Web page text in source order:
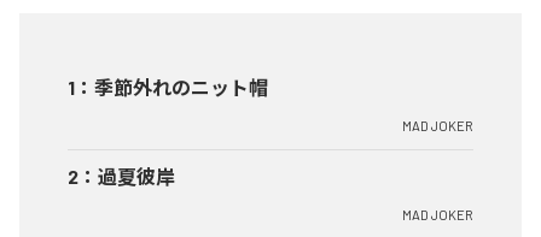
1 ： 季節外れのニット帽
MAD JOKER
2 ： 過夏彼岸
MAD JOKER